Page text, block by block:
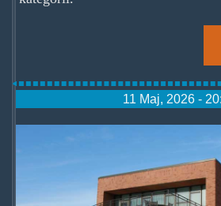
11 Maj, 2026 -
hazelden.jpg